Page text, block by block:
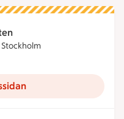
är öppen nu, stänger